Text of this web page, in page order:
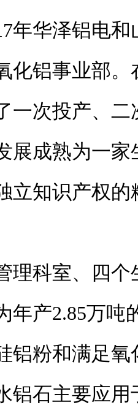
年华泽铝电和
化铝事业部
一次投产、
展成熟为一
立知识产权
理科室、四
年产2.85万吨
铝粉和满足
铝石主要应